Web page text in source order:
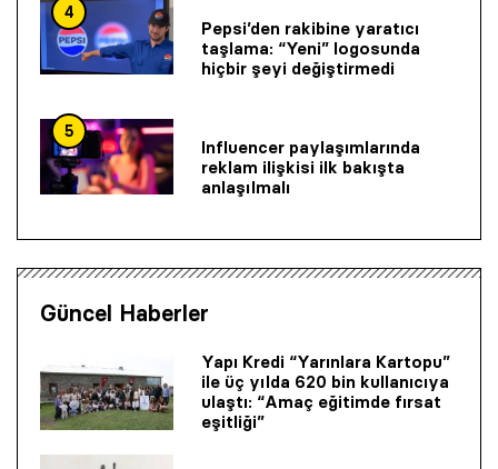
4
Pepsi’den rakibine yaratıcı
taşlama: “Yeni” logosunda
hiçbir şeyi değiştirmedi
5
Influencer paylaşımlarında
reklam ilişkisi ilk bakışta
anlaşılmalı
Güncel Haberler
Yapı Kredi “Yarınlara Kartopu”
ile üç yılda 620 bin kullanıcıya
ulaştı: “Amaç eğitimde fırsat
eşitliği”